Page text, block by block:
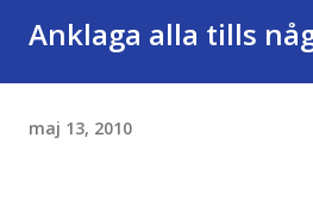
Anklaga alla tills
maj 13, 2010